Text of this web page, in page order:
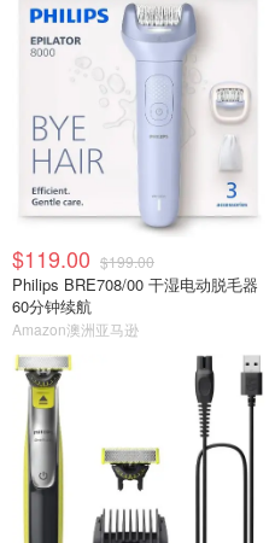
$119.00 $199.00
Philips BRE708/00 干湿电动脱毛器
60分钟续航
Amazon澳洲亚马逊